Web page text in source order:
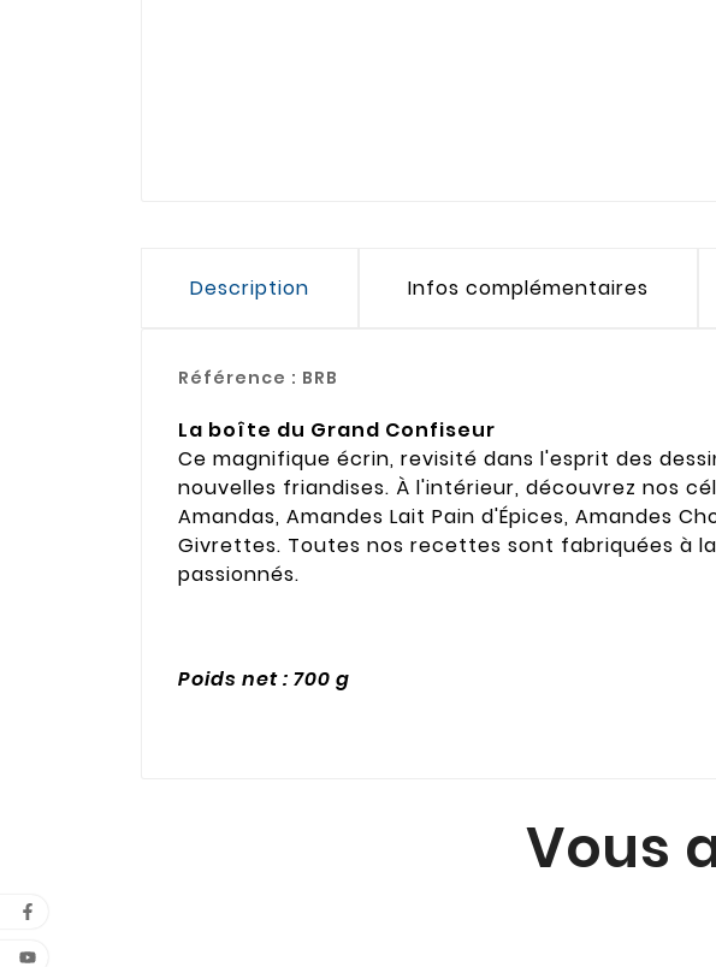
Description Infos complémentaires
Référence : BRB
La boîte du Grand Confiseur
Ce magnifique écrin, revisité dans l'esprit des
nouvelles friandises. À l'intérieur, découvrez nos
Amandas, Amandes Lait Pain d'Épices, Amandes
Givrettes. Toutes nos recettes sont fabriquées à
passionnés.
Poids net : 700 g
Vous